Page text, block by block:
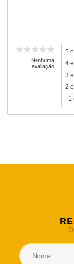
Nenhuma
avaliação
5
4
3
2
1